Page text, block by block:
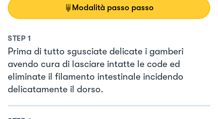
Modalità passo passo
STEP 1
Prima di tutto sgusciate delicate i gamberi
avendo cura di lasciare intatte le code ed
eliminate il filamento intestinale incidendo
delicatamente il dorso.